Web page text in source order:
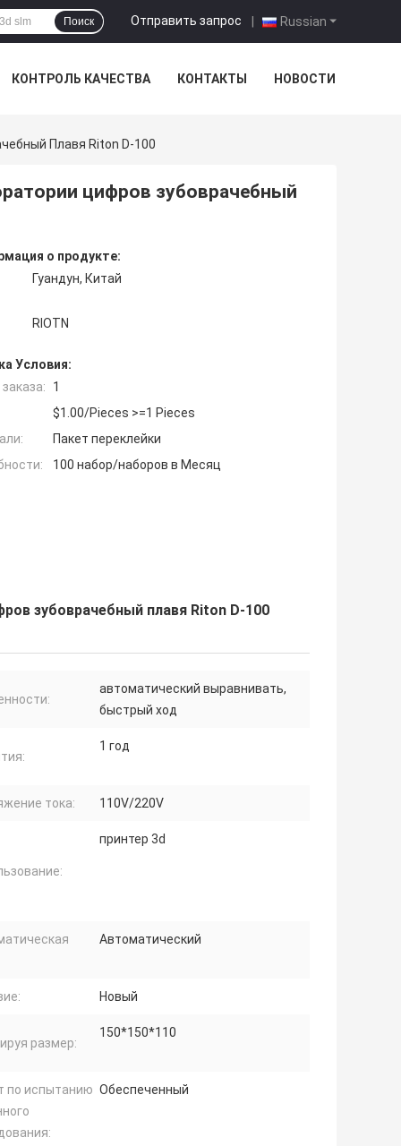
Russian
Отправить запрос |
Поиск
КОНТРОЛЬ КАЧЕСТВА КОНТАКТЫ НОВОСТИ
Плавя Riton D-100
цифров зубоврачебный
о продукте:
Гуандун, Китай
RIOTN
Условия:
1
$1.00/Pieces >=1 Pieces
Пакет переклейки
100 набор/наборов в Месяц
зубоврачебный плавя Riton D-100
автоматический выравнивать,
быстрый ход
1 год
тока: 110V/220V
принтер 3d
Автоматический
Новый
размер:
150*150*110
по испытанию Обеспеченный